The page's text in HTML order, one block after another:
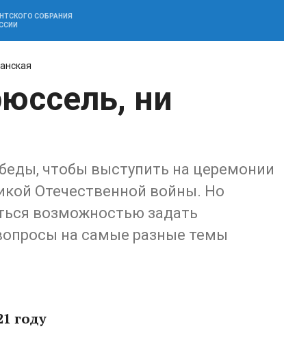
СОБРАНИЯ
ни
чтобы выступить на церемонии
Отечественной войны. Но
возможностью задать
на самые разные темы
году